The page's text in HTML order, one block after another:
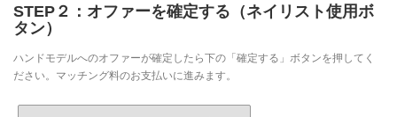
STEP２：オファーを確定する（ネイリスト使用ボ
タン）
ハンドモデルへのオファーが確定したら下の「確定する」ボタンを押してく
ださい。マッチング料のお支払いに進みます。